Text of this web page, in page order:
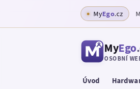
MyEgo.cz
MyEgo
OSOBNÍ
Úvod